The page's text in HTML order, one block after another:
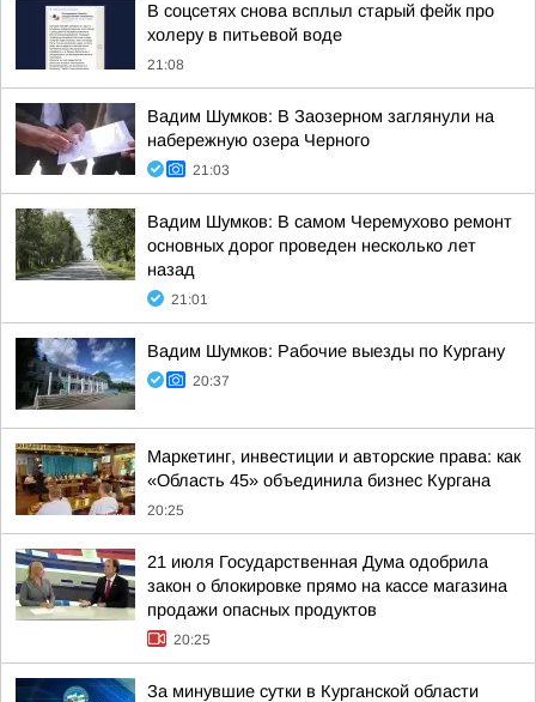
В соцсетях снова всплыл старый фейк про
холеру в питьевой воде
21:08
Вадим Шумков: В Заозерном заглянули на
набережную озера Черного
21:03
Вадим Шумков: В самом Черемухово ремонт
основных дорог проведен несколько лет
назад
21:01
Вадим Шумков: Рабочие выезды по Кургану
20:37
Маркетинг, инвестиции и авторские права: как
«Область 45» объединила бизнес Кургана
20:25
21 июля Государственная Дума одобрила
закон о блокировке прямо на кассе магазина
продажи опасных продуктов
20:25
За минувшие сутки в Курганской области